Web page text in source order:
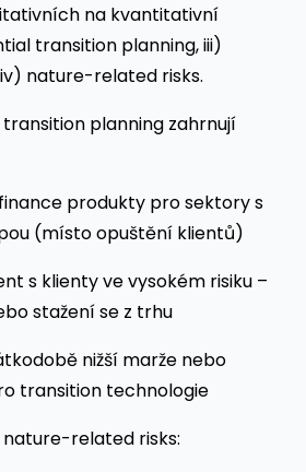
na kvantitativní
transition planning, iii)
nature-related risks.
planning zahrnují
produkty pro sektory s
(místo opuštění klientů)
s klienty ve vysokém risiku –
stažení se z trhu
nižší marže nebo
transition technologie
related risks: